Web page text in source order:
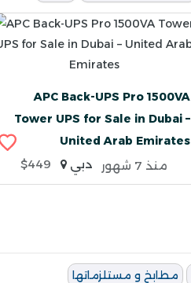
APC Back-UPS Pro 1500VA
Tower UPS for Sale in Dubai –
United Arab Emirates
$449 دبي منذ 7 شهور
مطابخ و مستلزماتها